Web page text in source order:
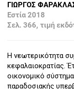
ΓΙΩΡΓΟΣ
Εστία 2018
Σελ. 366, τιμή
Η νεωτερικότητα
κεφαλαιοκρατίας.
οικονομικό
παραδοσιακής